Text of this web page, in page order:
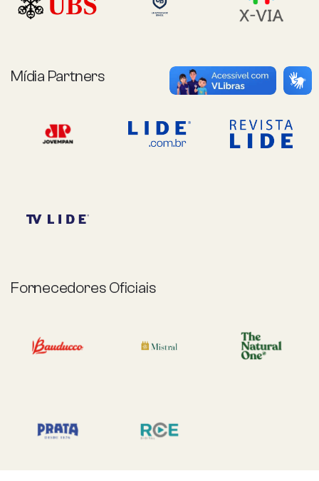
Mídia Partners
Fornecedores Oficiais